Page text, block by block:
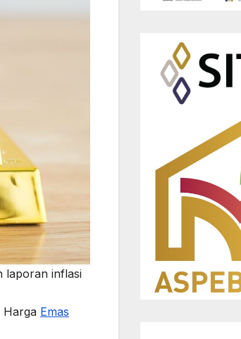
laporan inflasi
Harga Emas